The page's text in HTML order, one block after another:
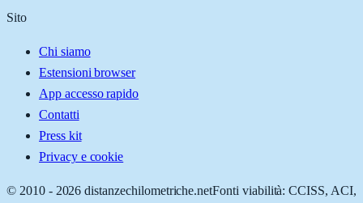
Sito
Chi siamo
Estensioni browser
App accesso rapido
Contatti
Press kit
Privacy e cookie
© 2010 - 2026 distanzechilometriche.netFonti viabilità: CCISS, ACI,